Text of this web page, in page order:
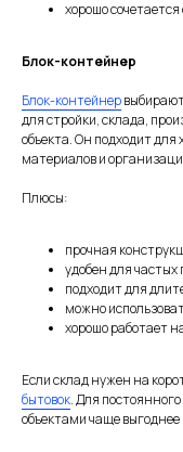
хорошо
Блок-контейнер
Блок-контейнер
для стройки, склада,
объекта. Он подходит
материалов и
Плюсы:
прочная
удобен для частых
подходит для
можно
хорошо работает
Если склад нужен на
бытовок. Для
объектами чаще выгоднее